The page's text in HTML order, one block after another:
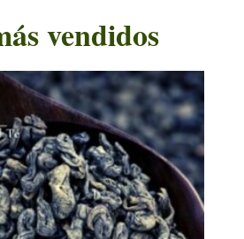
vendidos